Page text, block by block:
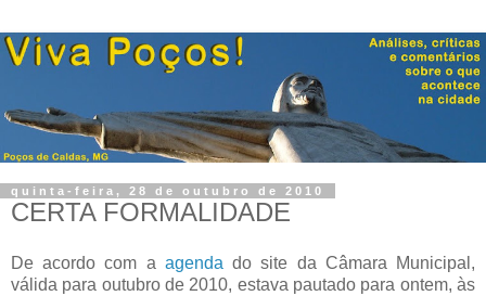
quinta-feira, 28 de outubro de 2010
CERTA FORMALIDADE
De acordo com a agendado site da Câmara Municipal,
válida para outubro de 2010, estava pautado para ontem, às